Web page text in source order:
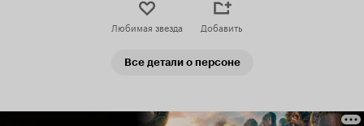
Любимая звезда Добавить
Все детали о персоне